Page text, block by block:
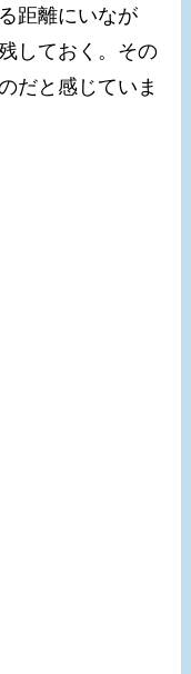
距離にいなが
しておく。その
だと感じていま